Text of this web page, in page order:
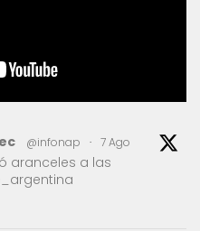
@infonap · 7 Ago
aranceles a las